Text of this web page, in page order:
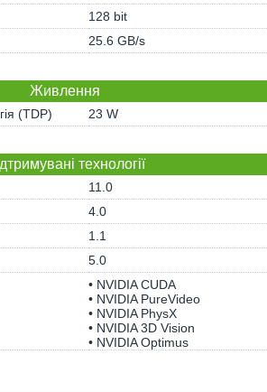
128 bit
25.6 GB/s
Живлення
(TDP) 23 W
технології
11.0
4.0
1.1
5.0
• NVIDIA CUDA
• NVIDIA PureVideo
• NVIDIA PhysX
• NVIDIA 3D Vision
• NVIDIA Optimus